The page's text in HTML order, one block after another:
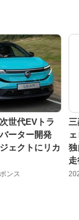
世代EVトラ
ーター開発
ェクトにリカ
ンス
独